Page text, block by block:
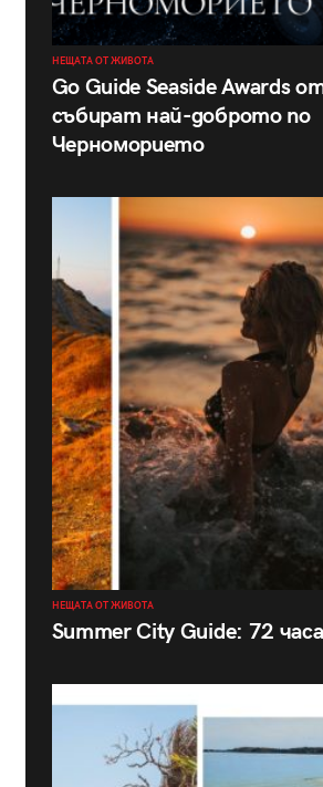
НЕЩАТА ОТ ЖИВОТА
Go Guide Seaside Awards
събират най-доброто по
Черноморието
НЕЩАТА ОТ ЖИВОТА
Summer City Guide: 72